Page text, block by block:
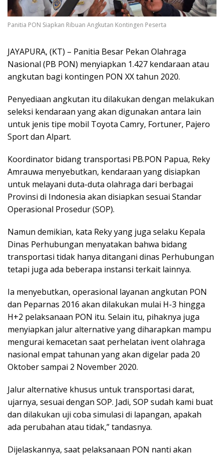
Panitia PON Siapkan Ribuan Angkutan Kontingen Peserta
JAYAPURA, (KT) – Panitia Besar Pekan Olahraga
Nasional (PB PON) menyiapkan 1.427 kendaraan atau
angkutan bagi kontingen PON XX tahun 2020.
Penyediaan angkutan itu dilakukan dengan melakukan
seleksi kendaraan yang akan digunakan antara lain
untuk jenis tipe mobil Toyota Camry, Fortuner, Pajero
Sport dan Alpart.
Koordinator bidang transportasi PB.PON Papua, Reky
Amrauwa menyebutkan, kendaraan yang disiapkan
untuk melayani duta-duta olahraga dari berbagai
Provinsi di Indonesia akan disiapkan sesuai Standar
Operasional Prosedur (SOP).
Namun demikian, kata Reky yang juga selaku Kepala
Dinas Perhubungan menyatakan bahwa bidang
transportasi tidak hanya ditangani dinas Perhubungan
tetapi juga ada beberapa instansi terkait lainnya.
Ia menyebutkan, operasional layanan angkutan PON
dan Peparnas 2016 akan dilakukan mulai H-3 hingga
H+2 pelaksanaan PON itu. Selain itu, pihaknya juga
menyiapkan jalur alternative yang diharapkan mampu
mengurai kemacetan saat perhelatan ivent olahraga
nasional empat tahunan yang akan digelar pada 20
Oktober sampai 2 November 2020.
Jalur alternative khusus untuk transportasi darat,
ujarnya, sesuai dengan SOP. Jadi, SOP sudah kami buat
dan dilakukan uji coba simulasi di lapangan, apakah
ada perubahan atau tidak,” tandasnya.
Dijelaskannya, saat pelaksanaan PON nanti akan